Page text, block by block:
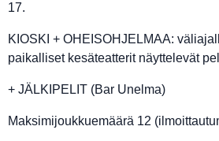
17.
KIOSKI + OHEISOHJELMAA:
paikalliset kesäteatterit näyttelevät
+ JÄLKIPELIT (Bar Unelma)
Maksimijoukkuemäärä 12